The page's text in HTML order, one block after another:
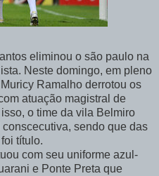
eliminou o são paulo na
Neste domingo, em pleno
Ramalho derrotou os
atuação magistral de
o time da vila Belmiro
sendo que das
título.
com seu uniforme azul-
e Ponte Preta que